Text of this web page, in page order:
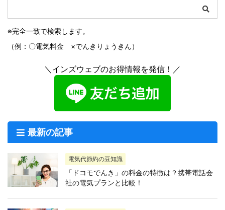
※完全一致で検索します。
（例：〇電気料金 ×でんきりょうきん）
＼インズウェブのお得情報を発信！／
最新の記事
電気代節約の豆知識
「ドコモでんき」の料金の特徴は？携帯電話会
社の電気プランと比較！